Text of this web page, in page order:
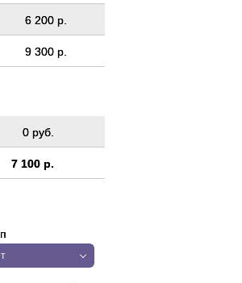
6 200 р.
9 300 р.
0 руб.
7 100 р.